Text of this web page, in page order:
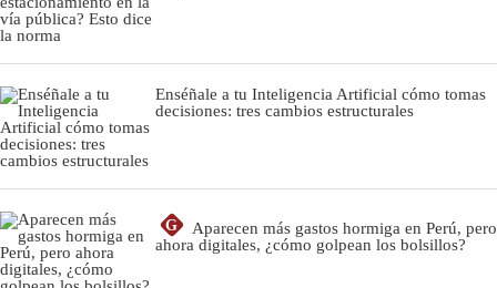
Enséñale a tu Inteligencia Artificial cómo tomas
decisiones: tres cambios estructurales
G
Aparecen más gastos hormiga en Perú, pero
ahora digitales, ¿cómo golpean los bolsillos?